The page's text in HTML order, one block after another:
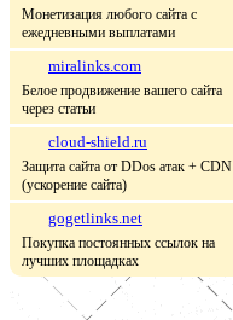
Монетизация любого сайта с
ежедневными выплатами
miralinks.com
Белое продвижение вашего сайта
через статьи
cloud-shield.ru
Защита сайта от DDos атак + CDN
(ускорение сайта)
gogetlinks.net
Покупка постоянных ссылок на
лучших площадках